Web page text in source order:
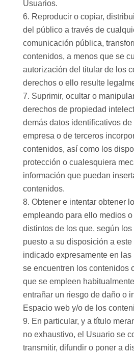
Usuarios.
Reproducir o copiar,
del público a través de
comunicación pública,
contenidos, a menos que se
autorización del titular de los
derechos o ello resulte
Suprimir, ocultar o
derechos de propiedad
demás datos identificativos
empresa o de terceros
contenidos, así como los
protección o cualesquiera
información que puedan
contenidos.
Obtener e intentar obtener
empleando para ello medios
distintos de los que, según
puesto a su disposición a
indicado expresamente en
se encuentren los contenidos
que se empleen
entrañar un riesgo de daño o
Espacio web y/o de los
En particular, y a título
no exhaustivo, el Usuario se
transmitir, difundir o poner a